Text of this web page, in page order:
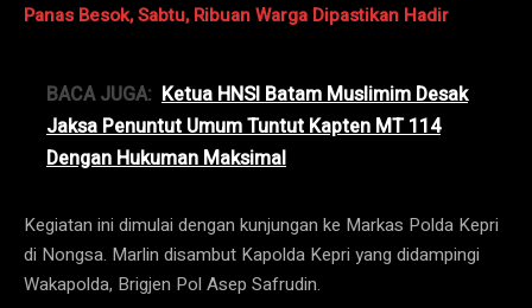
Panas Besok, Sabtu, Ribuan Warga Dipastikan Hadir
BACA JUGA: Ketua HNSI Batam Muslimim Desak
Jaksa Penuntut Umum Tuntut Kapten MT 114
Dengan Hukuman Maksimal
Kegiatan ini dimulai dengan kunjungan ke Markas Polda Kepri
di Nongsa. Marlin disambut Kapolda Kepri yang didampingi
Wakapolda, Brigjen Pol Asep Safrudin.